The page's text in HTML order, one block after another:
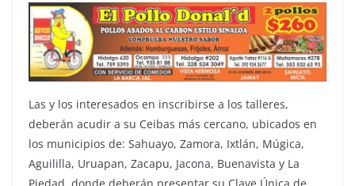
Las y los interesados en inscribirse a los talleres,
deberán acudir a su Ceibas más cercano, ubicados en
los municipios de: Sahuayo, Zamora, Ixtlán, Múgica,
Aguililla, Uruapan, Zacapu, Jacona, Buenavista y La